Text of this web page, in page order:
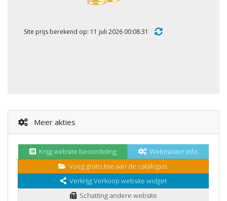
Site prijs berekend op: 11 juli 2026 00:08:31
Meer akties
Krijg website beoordeling
Webmaster info
Voeg gratis toe aan de catalogus.
Verkrijg Verkoop website widget
Schatting andere website